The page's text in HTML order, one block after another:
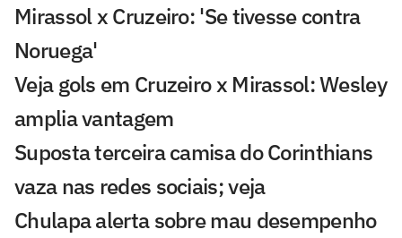
Mirassol x Cruzeiro: 'Se tivesse contra
Noruega'
Veja gols em Cruzeiro x Mirassol: Wesley
amplia vantagem
Suposta terceira camisa do Corinthians
vaza nas redes sociais; veja
Chulapa alerta sobre mau desempenho